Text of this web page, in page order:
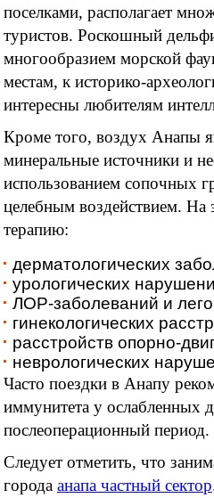
поселками, располагает
туристов. Роскошный
многообразием морской
местам, к историко-
интересны любителям
Кроме того, воздух Анапы
минеральные источники и
использованием сопочных
целебным воздействием. На
терапию:
дерматологических
урологических
ЛОР-заболеваний и
гинекологических
расстройств опорно-
неврологических
Часто поездки в Анапу
иммунитета у ослабленных
послеоперационный период.
Следует отметить, что
города анапа частный сектор